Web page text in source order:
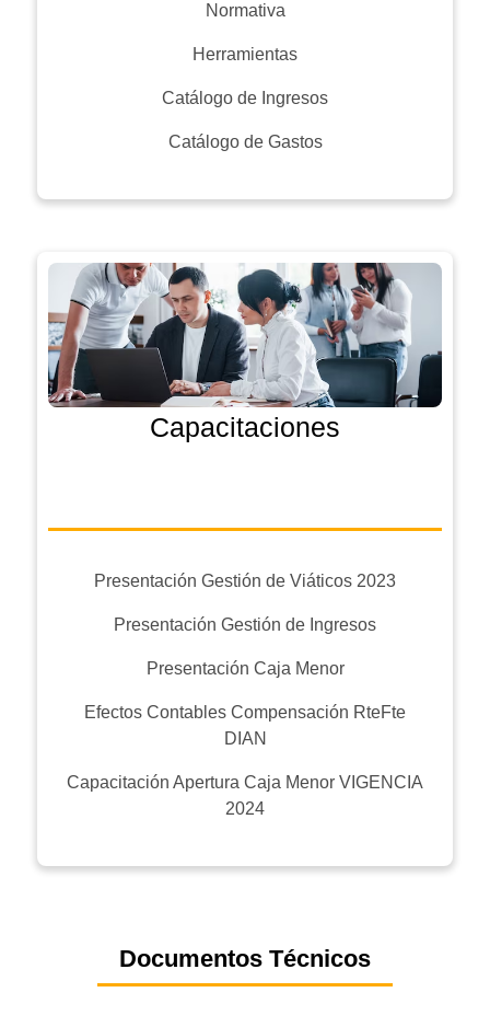
Normativa
Herramientas
Catálogo de Ingresos
Catálogo de Gastos
Capacitaciones
Presentación Gestión de Viáticos 2023
Presentación Gestión de Ingresos
Presentación Caja Menor
Efectos Contables Compensación RteFte
DIAN
Capacitación Apertura Caja Menor VIGENCIA
2024
Documentos Técnicos